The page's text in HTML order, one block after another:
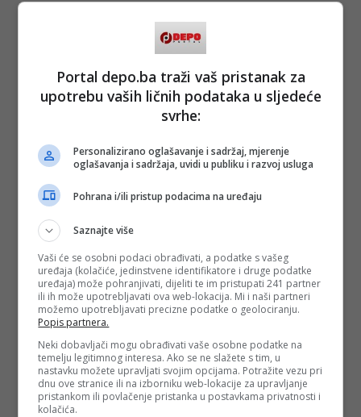
Portal depo.ba traži vaš pristanak za
upotrebu vaših ličnih podataka u sljedeće
svrhe:
Personalizirano oglašavanje i sadržaj, mjerenje
oglašavanja i sadržaja, uvidi u publiku i razvoj usluga
Pohrana i/ili pristup podacima na uređaju
Saznajte više
Vaši će se osobni podaci obrađivati, a podatke s vašeg
uređaja (kolačiće, jedinstvene identifikatore i druge podatke
uređaja) može pohranjivati, dijeliti te im pristupati 241 partner
ili ih može upotrebljavati ova web-lokacija. Mi i naši partneri
možemo upotrebljavati precizne podatke o geolociranju.
Popis partnera.
Neki dobavljači mogu obrađivati vaše osobne podatke na
temelju legitimnog interesa. Ako se ne slažete s tim, u
nastavku možete upravljati svojim opcijama. Potražite vezu pri
dnu ove stranice ili na izborniku web-lokacije za upravljanje
pristankom ili povlačenje pristanka u postavkama privatnosti i
kolačića.